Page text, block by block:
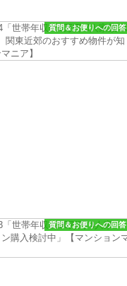
質問＆お便りへの回答
質問＆お便りへの回答